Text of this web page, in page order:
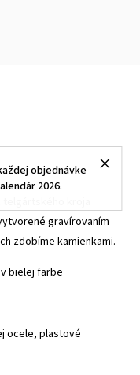
každej objednávke
2026.
kroja
gravírovaním
zdobíme kamienkami.
bielej farbe
ocele, plastové